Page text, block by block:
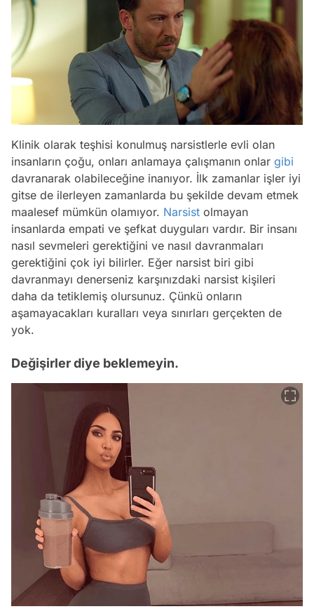
Klinik olarak teşhisi konulmuş narsistlerle evli olan
insanların çoğu, onları anlamaya çalışmanın onlar gibi
davranarak olabileceğine inanıyor. İlk zamanlar işler iyi
gitse de ilerleyen zamanlarda bu şekilde devam etmek
maalesef mümkün olamıyor. Narsist olmayan
insanlarda empati ve şefkat duyguları vardır. Bir insanı
nasıl sevmeleri gerektiğini ve nasıl davranmaları
gerektiğini çok iyi bilirler. Eğer narsist biri gibi
davranmayı denerseniz karşınızdaki narsist kişileri
daha da tetiklemiş olursunuz. Çünkü onların
aşamayacakları kuralları veya sınırları gerçekten de
yok.
Değişirler diye beklemeyin.